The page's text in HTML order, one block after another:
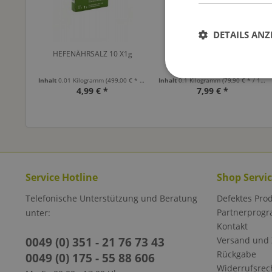
HEFENÄHRSALZ 10 X1g
Inhalt 0.01 Kilogramm (499,00 € * / 1 Kilogramm)
4,99 € *
Inhalt0.1 Kilogramm(79,90 € * / 1 Kilogramm)
7,99 € *
Service Hotline
Telefonische Unterstützung und Beratung
unter:
0049 (0) 351 - 21 76 73 43
0049 (0) 175 - 55 88 606
Shop
Defektes
Kontakt
Versand und
Rückgabe
DETAILS